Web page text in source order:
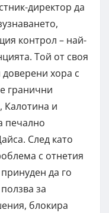
директор да
контрол – най-
Той от своя
хора с
гранични
Калотина и
печално
След като
с отнетия
да го
за
блокира